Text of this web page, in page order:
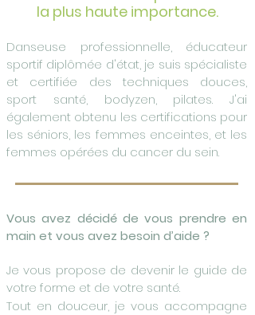
la plus haute importance.
Danseuse professionnelle, éducateur
sportif diplômée d'état, je suis spécialiste
et certifiée des techniques douces,
sport santé, bodyzen, pilates. J'ai
également obtenu les certifications pour
les séniors, les femmes enceintes, et les
femmes opérées du cancer du sein.
Vous avez décidé de vous prendre en
main et vous avez besoin d’aide ?
Je vous propose de devenir le guide de
votre forme et de votre santé.
Tout en douceur, je vous accompagne